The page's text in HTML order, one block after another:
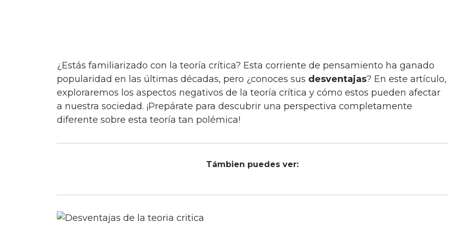
¿Estás familiarizado con la teoría crítica? Esta corriente de pensamiento ha ganado
popularidad en las últimas décadas, pero ¿conoces sus desventajas? En este artículo,
exploraremos los aspectos negativos de la teoría crítica y cómo estos pueden afectar
a nuestra sociedad. ¡Prepárate para descubrir una perspectiva completamente
diferente sobre esta teoría tan polémica!
Támbien puedes ver: